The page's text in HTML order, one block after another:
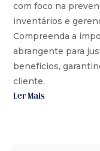
com foco na
inventários e
Compreenda a
abrangente para
benefícios,
cliente.
Ler Mais